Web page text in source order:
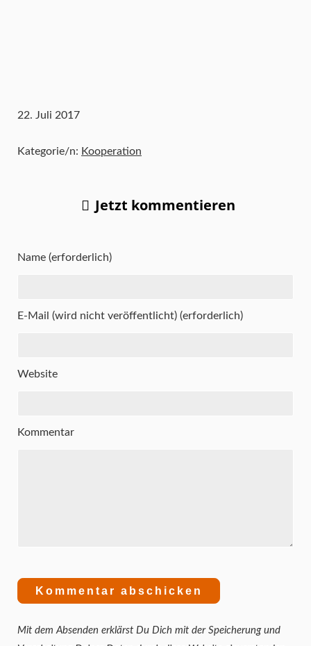
22. Juli 2017
Kategorie/n: Kooperation
Jetzt kommentieren
Name (erforderlich)
E-Mail (wird nicht veröffentlicht) (erforderlich)
Website
Kommentar
Mit dem Absenden erklärst Du Dich mit der Speicherung und